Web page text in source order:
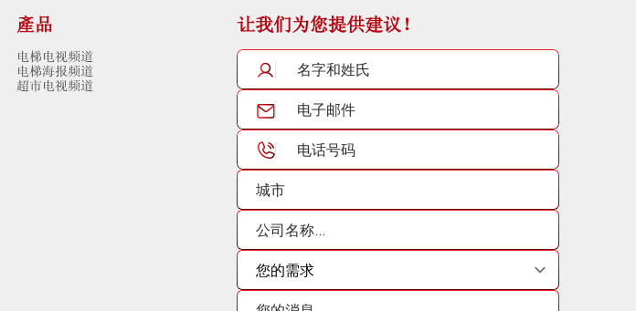
產品
电梯电视频道
电梯海报频道
超市电视频道
让我们为您提供建议！